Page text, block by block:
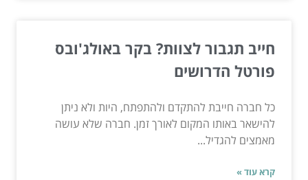
חייב תגבור לצוות? בקר באולג'ובס
פורטל הדרושים
כל חברה חייבת להתקדם ולהתפתח, היות ולא ניתן
להישאר באותו המקום לאורך זמן. חברה שלא עושה
מאמצים להגדיל...
קרא עוד »